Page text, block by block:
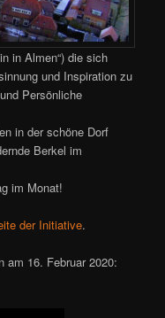
in Almen“) die sich
und Inspiration zu
Persönliche
in der schöne Dorf
Berkel im
im Monat!
der Initiative.
am 16. Februar 2020: